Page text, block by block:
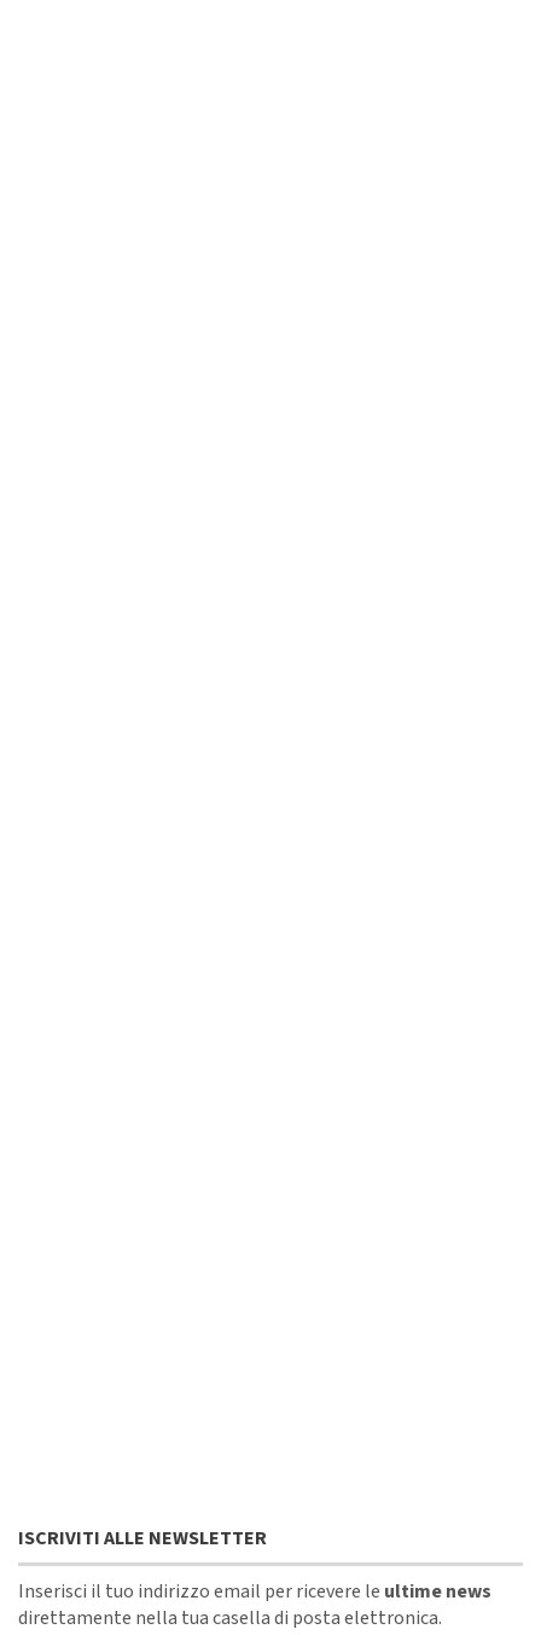
ISCRIVITI ALLE NEWSLETTER
Inserisci il tuo indirizzo email per ricevere le ultime news
direttamente nella tua casella di posta elettronica.